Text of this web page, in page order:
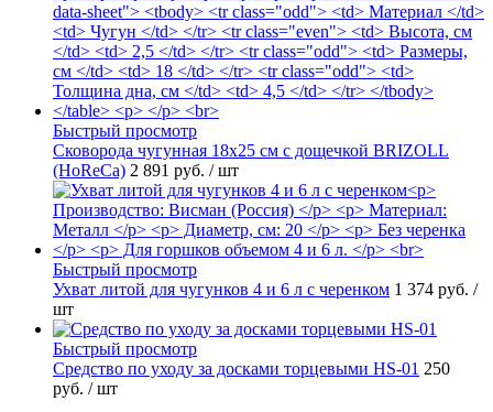
Быстрый просмотр
Сковорода чугунная 18х25 см с дощечкой BRIZOLL
(HoReCa) 2 891 руб. / шт
Быстрый просмотр
Ухват литой для чугунков 4 и 6 л с черенком 1 374 руб. /
шт
Быстрый просмотр
Средство по уходу за досками торцевыми HS-01 250
руб. / шт